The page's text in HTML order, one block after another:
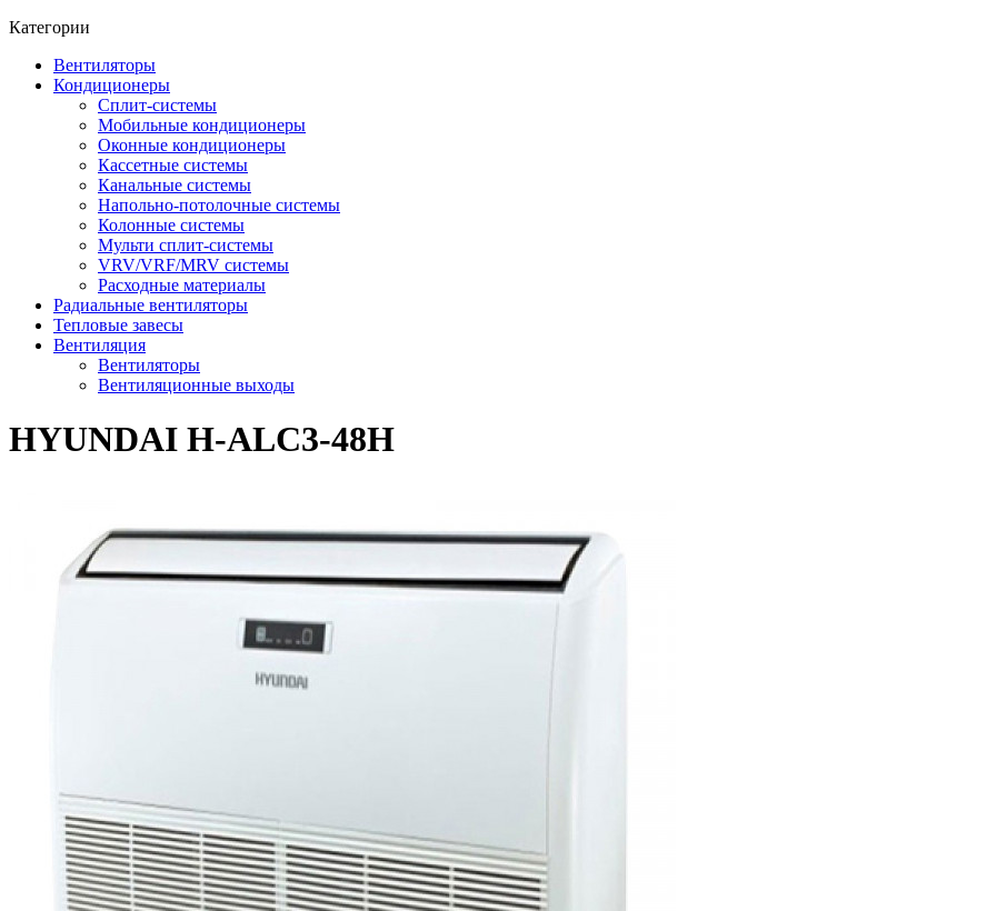
Категории
Вентиляторы
Кондиционеры
Сплит-системы
Мобильные кондиционеры
Оконные кондиционеры
Кассетные системы
Канальные системы
Напольно-потолочные системы
Колонные системы
Мульти сплит-системы
VRV/VRF/MRV системы
Расходные материалы
Радиальные вентиляторы
Тепловые завесы
Вентиляция
Вентиляторы
Вентиляционные выходы
HYUNDAI H-ALC3-48H